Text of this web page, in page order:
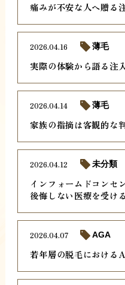
痛みが不安な人へ贈る
実際の体験から語る注
2026.04.16 薄毛
家族の指摘は客観的な
2026.04.14 薄毛
インフォームドコンセ
後悔しない医療を受け
2026.04.12 未分類
若年層の脱毛における
2026.04.07 AGA